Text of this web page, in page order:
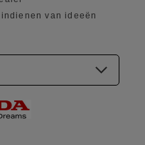
van ideeën